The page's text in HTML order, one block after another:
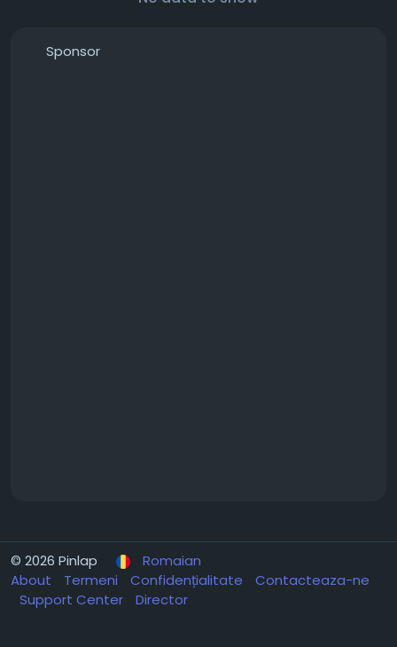
Sponsor
© 2026 Pinlap
Romaian
About
Termeni Confidențialitate
Contacteaza-ne
Support Center
Director